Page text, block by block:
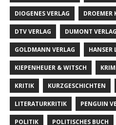
DIOGENES VERLAG DROEMER
DTV VERLAG DUMONT VERLAG
GOLDMANN VERLAG HANSER
KIEPENHEUER & WITSCH
KRITIK KURZGESCHICHTEN
LITERATURKRITIK PENGUIN
POLITIK POLITISCHES BUCH